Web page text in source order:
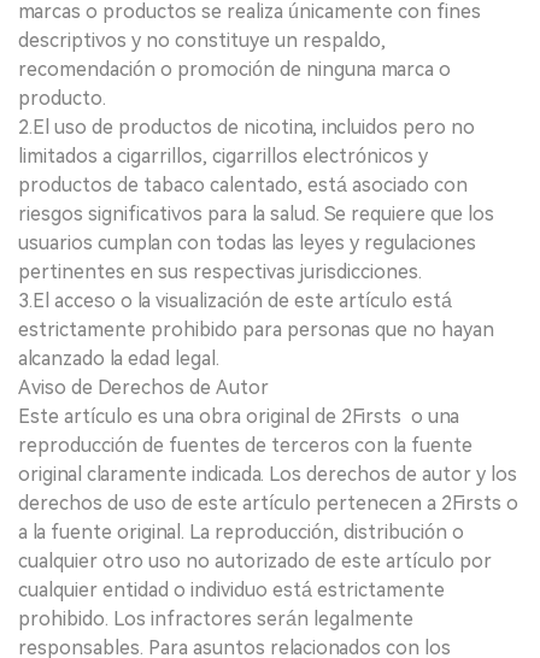
marcas o productos se realiza únicamente con fines
descriptivos y no constituye un respaldo,
recomendación o promoción de ninguna marca o
producto.
2.El uso de productos de nicotina, incluidos pero no
limitados a cigarrillos, cigarrillos electrónicos y
productos de tabaco calentado, está asociado con
riesgos significativos para la salud. Se requiere que los
usuarios cumplan con todas las leyes y regulaciones
pertinentes en sus respectivas jurisdicciones.
3.El acceso o la visualización de este artículo está
estrictamente prohibido para personas que no hayan
alcanzado la edad legal.
Aviso de Derechos de Autor
Este artículo es una obra original de 2Firsts o una
reproducción de fuentes de terceros con la fuente
original claramente indicada. Los derechos de autor y los
derechos de uso de este artículo pertenecen a 2Firsts o
a la fuente original. La reproducción, distribución o
cualquier otro uso no autorizado de este artículo por
cualquier entidad o individuo está estrictamente
prohibido. Los infractores serán legalmente
responsables. Para asuntos relacionados con los